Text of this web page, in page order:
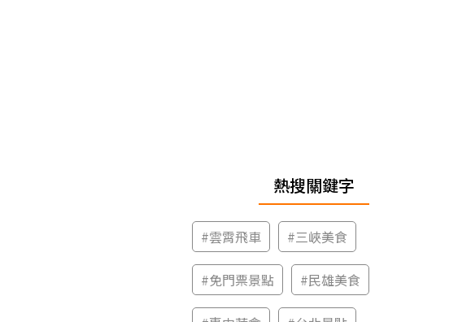
熱搜關鍵字
#雲霄飛車 #三峽美食
#免門票景點 #民雄美食